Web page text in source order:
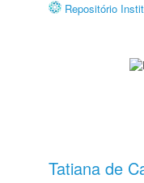
Repositório
Tatiana de